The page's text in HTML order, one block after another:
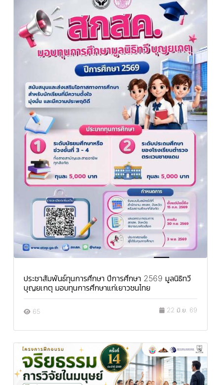
ประชาสัมพันธ์ทุนการศึกษา ปีการศึกษา 2569 มูลนิธิทวี
บุญยเกตุ มอบทุนการศึกษาแก่เยาวชนไทย
65 22 มิ.ย. 69